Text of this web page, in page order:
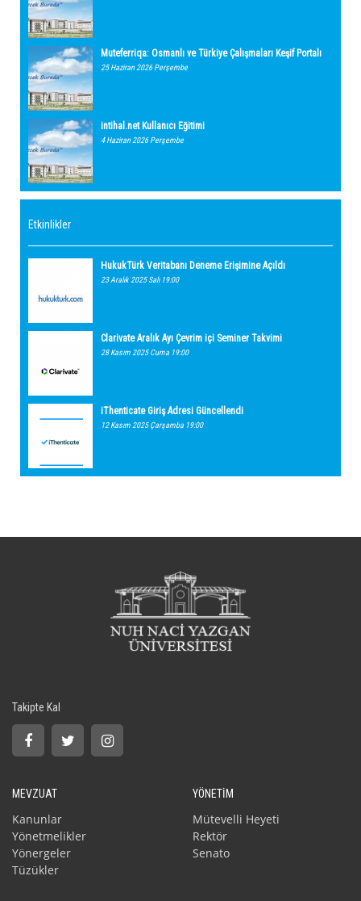
Muteferriqa: Osmanlı ve Türkiye Çalışmaları Keşif Portalı
25 Haziran 2026 Perşembe
intihal.net Kullanıcı Eğitimi
4 Haziran 2026 Perşembe
Etkinlikler
HukukTürk Veritabanı Deneme Erişimine Açıldı
23 Aralık 2025 Salı 19:00
Clarivate Aralık Ayı Çevrim içi Seminer Takvimi
28 Kasım 2025 Cuma 19:00
iThenticate Giriş Adresi Güncellendi
12 Kasım 2025 Çarşamba 19:00
Takipte Kal
MEVZUAT
Kanunlar
Yönetmelikler
Yönergeler
Tüzükler
YÖNETİM
Mütevelli Heyeti
Rektör
Senato